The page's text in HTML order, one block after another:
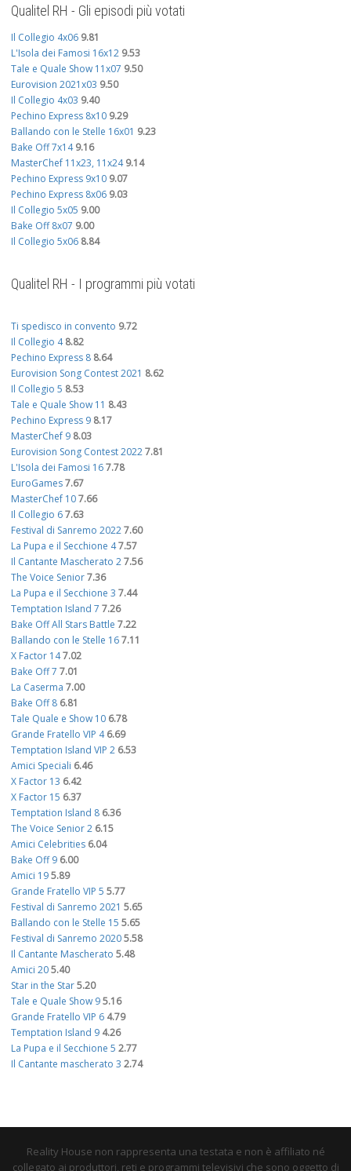
Qualitel RH - Gli episodi più votati
Il Collegio 4x06 9.81
L'Isola dei Famosi 16x12 9.53
Tale e Quale Show 11x07 9.50
Eurovision 2021x03 9.50
Il Collegio 4x03 9.40
Pechino Express 8x10 9.29
Ballando con le Stelle 16x01 9.23
Bake Off 7x14 9.16
MasterChef 11x23, 11x24 9.14
Pechino Express 9x10 9.07
Pechino Express 8x06 9.03
Il Collegio 5x05 9.00
Bake Off 8x07 9.00
Il Collegio 5x06 8.84
Qualitel RH - I programmi più votati
Ti spedisco in convento 9.72
Il Collegio 4 8.82
Pechino Express 8 8.64
Eurovision Song Contest 2021 8.62
Il Collegio 5 8.53
Tale e Quale Show 11 8.43
Pechino Express 9 8.17
MasterChef 9 8.03
Eurovision Song Contest 20227.81
L'Isola dei Famosi 167.78
EuroGames7.67
MasterChef 107.66
Il Collegio 67.63
Festival di Sanremo 20227.60
La Pupa e il Secchione 47.57
Il Cantante Mascherato 27.56
The Voice Senior7.36
La Pupa e il Secchione 3 7.44
Temptation Island 7 7.26
Bake Off All Stars Battle 7.22
Ballando con le Stelle 167.11
X Factor 147.02
Bake Off 7 7.01
La Caserma 7.00
Bake Off 8 6.81
Tale Quale e Show 10 6.78
Grande Fratello VIP 4 6.69
Temptation Island VIP 2 6.53
Amici Speciali 6.46
X Factor 13 6.42
X Factor 15 6.37
Temptation Island 8 6.36
The Voice Senior 2 6.15
Amici Celebrities 6.04
Bake Off 9 6.00
Amici 195.89
Grande Fratello VIP 5 5.77
Festival di Sanremo 2021 5.65
Ballando con le Stelle 15 5.65
Festival di Sanremo 20205.58
Il Cantante Mascherato 5.48
Amici 205.40
Star in the Star5.20
Tale e Quale Show 95.16
Grande Fratello VIP 6 4.79
Temptation Island 9 4.26
La Pupa e il Secchione 5 2.77
Il Cantante mascherato 3 2.74
Reality House non rappresenta una testata e non è affiliato né
collegato ai produttori, reti e programmi televisivi che sono oggetto di